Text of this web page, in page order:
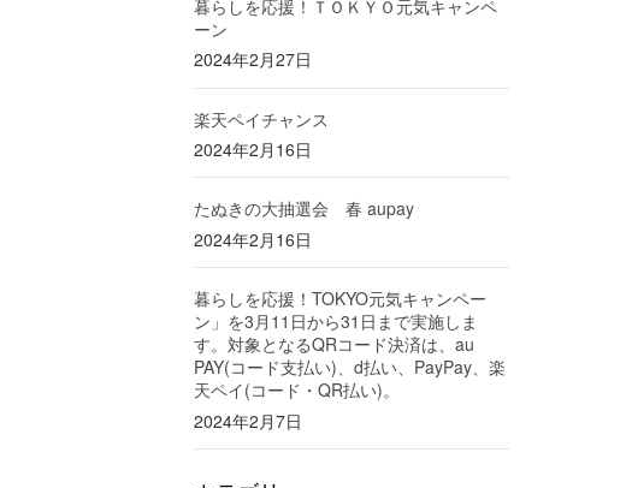
暮らしを応援！ＴＯＫＹＯ元気キャンペ
ーン
2024年2月27日
楽天ペイチャンス
2024年2月16日
たぬきの大抽選会 春 aupay
2024年2月16日
暮らしを応援！TOKYO元気キャンペー
ン」を3月11日から31日まで実施しま
す。対象となるQRコード決済は、au
PAY(コード支払い)、d払い、PayPay、楽
天ペイ(コード・QR払い)。
2024年2月7日